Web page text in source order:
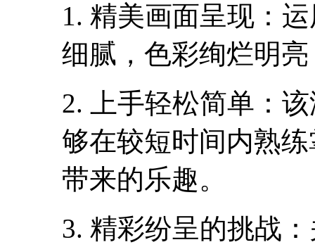
1. 精美画面呈现：
细腻，色彩绚烂明
2. 上手轻松简单：
够在较短时间内熟
带来的乐趣。
3. 精彩纷呈的挑战